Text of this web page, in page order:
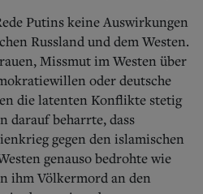
Putins keine Auswirkungen
Russland und dem Westen.
Missmut im Westen über
oder deutsche
die latenten Konflikte stetig
darauf beharrte, dass
gegen den islamischen
genauso bedrohte wie
ihm Völkermord an den